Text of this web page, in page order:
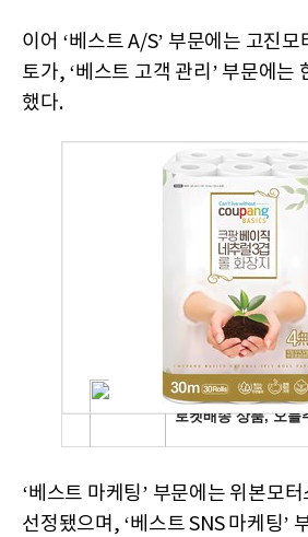
이어 ‘베스트 A/S’ 부문에는 고진
토가, ‘베스트 고객 관리’ 부문에는
했다.
‘베스트 마케팅’ 부문에는 위본모
선정됐으며, ‘베스트 SNS 마케팅’